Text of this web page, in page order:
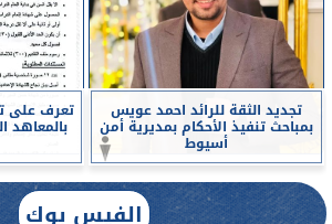
تجديد الثقة للرائد احمد عويس
بمباحث تنفيذ الأحكام بمديرية أمن
أسيوط
تعرف على
بالمعاهد
الفيس بوك